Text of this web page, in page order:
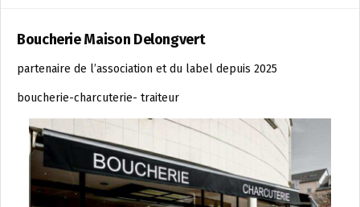
Boucherie Maison Delongvert
partenaire de l’association et du label depuis 2025
boucherie-charcuterie- traiteur